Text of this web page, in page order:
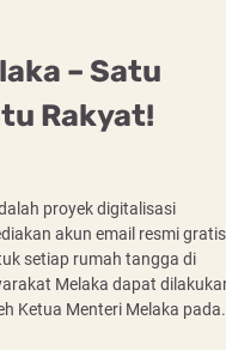
– Satu
Rakyat!
proyek digitalisasi
akun email resmi gratis
setiap rumah tangga di
Melaka dapat
Ketua Menteri Melaka